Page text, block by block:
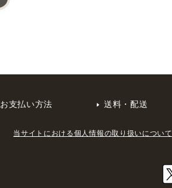
お支払い方法 送料・配送
当サイトにおける個人情報の取り扱いについて